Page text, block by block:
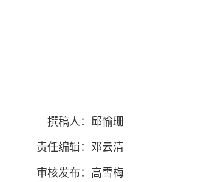
撰稿人：邱愉珊
责任编辑：邓云清
审核发布：高雪梅